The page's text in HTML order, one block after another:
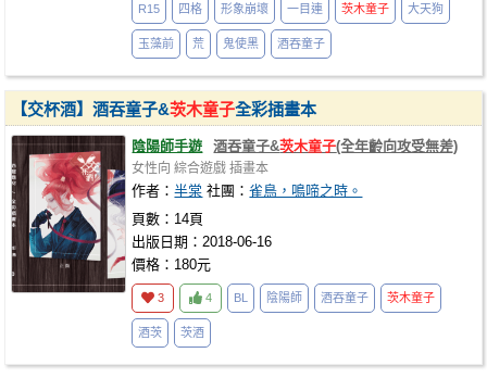
R15 四格 形象崩壞 一目連 茨木童子 大天狗
玉藻前 荒 鬼使黑 酒吞童子
【交杯酒】酒吞童子&茨木童子全彩插畫本
陰陽師手遊 酒吞童子&茨木童子(全年齡向攻受無差)
女性向 綜合遊戲 插畫本
作者：半棠 社團：雀鳥，鳴啼之時。
頁數：14頁
出版日期：2018-06-16
價格：180元
3 4 BL 陰陽師 酒吞童子 茨木童子
酒茨 茨酒